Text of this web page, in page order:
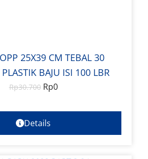
25X39 CM TEBAL 30
BAJU ISI 100 LBR
Rp30.700 Rp0
Details